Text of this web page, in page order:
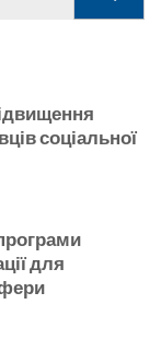
соціальної
для